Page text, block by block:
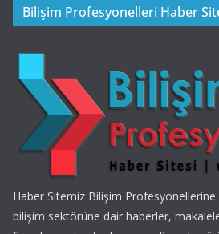
Bilişim Profesyonelleri Haber
Haber Sitemiz Bilişim
bilişim sektörüne dair haberler,